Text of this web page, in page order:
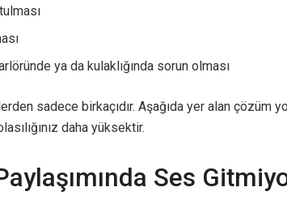
ya da kulaklığında sorun olması
sadece birkaçıdır. Aşağıda yer alan çözüm
daha yüksektir.
Ses